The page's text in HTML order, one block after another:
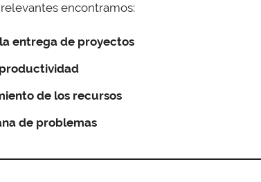
encontramos:
entrega de proyectos
de los recursos
de problemas